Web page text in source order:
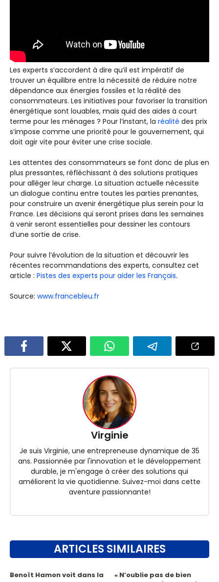
Les experts s’accordent à dire qu’il est impératif de
trouver un équilibre entre la nécessité de réduire notre
dépendance aux énergies fossiles et la réalité des
consommateurs. Les initiatives pour favoriser la transition
énergétique sont louables, mais quid des aides à court
terme pour les ménages ? Pour l’instant, la réalité des prix
s’impose comme une priorité pour le gouvernement, qui
doit agir vite pour éviter une crise sociale.
Les attentes des consommateurs se font donc de plus en
plus pressantes, réfléchissant à des solutions pratiques
pour alléger leur charge. La situation actuelle nécessite
un dialogue continu entre toutes les parties prenantes,
pour construire un avenir énergétique plus serein pour la
France. Les décisions qui seront prises dans les semaines
à venir seront essentielles pour dessiner les contours
d’une sortie de crise.
Pour suivre l’évolution de la situation et découvrir les
récentes recommandations des experts, consultez cet
article : Pistes des experts pour aider les Français.
Source: www.francebleu.fr
Virginie
Je suis Virginie, une entrepreneuse dynamique de 35
ans. Passionnée par l'innovation et le développement
durable, je m'engage à créer des solutions qui
améliorent la vie quotidienne. Suivez-moi dans cette
aventure passionnante!
ARTICLES SIMILAIRES
Benoît Hamon voit dans la
« N’oublie pas de bien